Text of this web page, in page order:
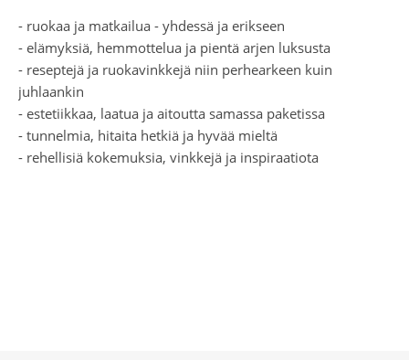
- ruokaa ja matkailua - yhdessä ja erikseen
- elämyksiä, hemmottelua ja pientä arjen luksusta
- reseptejä ja ruokavinkkejä niin perhearkeen kuin
juhlaankin
- estetiikkaa, laatua ja aitoutta samassa paketissa
- tunnelmia, hitaita hetkiä ja hyvää mieltä
- rehellisiä kokemuksia, vinkkejä ja inspiraatiota